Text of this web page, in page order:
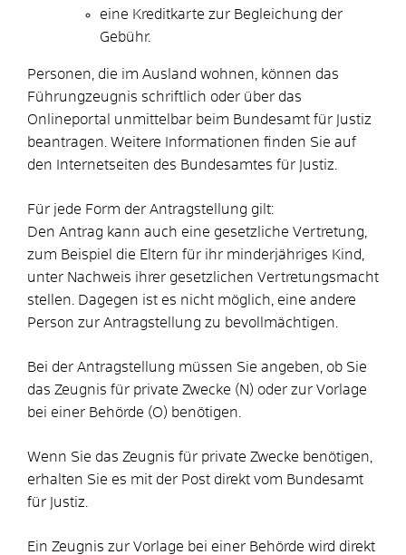
eine Kreditkarte zur Begleichung der
Gebühr.
Personen, die im Ausland wohnen, können das
Führungzeugnis schriftlich oder über das
Onlineportal unmittelbar beim Bundesamt für Justiz
beantragen. Weitere Informationen finden Sie auf
den Internetseiten des Bundesamtes für Justiz.
Für jede Form der Antragstellung gilt:
Den Antrag kann auch eine gesetzliche Vertretung
zum Beispiel die Eltern für ihr minderjähriges Kind,
unter Nachweis ihrer gesetzlichen Vertretungsmacht
stellen. Dagegen ist es nicht möglich, eine andere
Person zur Antragstellung zu bevollmächtigen.
Bei der Antragstellung müssen Sie angeben, ob Sie
das Zeugnis für private Zwecke (N) oder zur Vorlage
bei einer Behörde (O) benötigen.
Wenn Sie das Zeugnis für private Zwecke benötigen,
erhalten Sie es mit der Post direkt vom Bundesamt
für Justiz.
Ein Zeugnis zur Vorlage bei einer Behörde wird direkt